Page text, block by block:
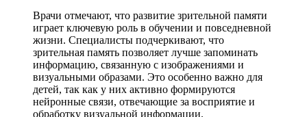
Врачи отмечают, что развитие зрительной памяти
играет ключевую роль в обучении и повседневной
жизни. Специалисты подчеркивают, что
зрительная память позволяет лучше запоминать
информацию, связанную с изображениями и
визуальными образами. Это особенно важно для
детей, так как у них активно формируются
нейронные связи, отвечающие за восприятие и
обработку визуальной информации.